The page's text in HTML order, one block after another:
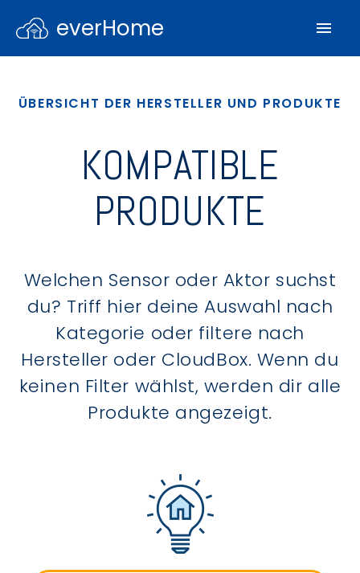
everHome
ÜBERSICHT DER HERSTELLER UND PRODUKTE
KOMPATIBLE
PRODUKTE
Welchen Sensor oder Aktor suchst
du? Triff hier deine Auswahl nach
Kategorie oder filtere nach
Hersteller oder CloudBox. Wenn du
keinen Filter wählst, werden dir alle
Produkte angezeigt.